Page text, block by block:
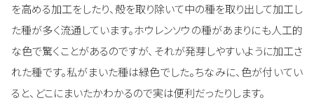
を高める加工をしたり、殻を取り除いて中の種を取り出して加工し
た種が多く流通しています。ホウレンソウの種があまりにも人工的
な色で驚くことがあるのですが、それが発芽しやすいように加工さ
れた種です。私がまいた種は緑色でした。ちなみに、色が付いてい
ると、どこにまいたかわかるので実は便利だったりします。